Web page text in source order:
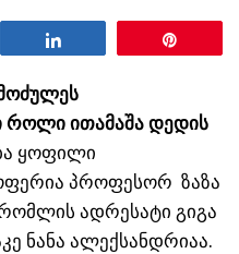
როლი ითამაშა დედის
ყოფილი
პროფესორ ზაზა
ადრესატი გიგა
ნანა ალექსანდრიაა.